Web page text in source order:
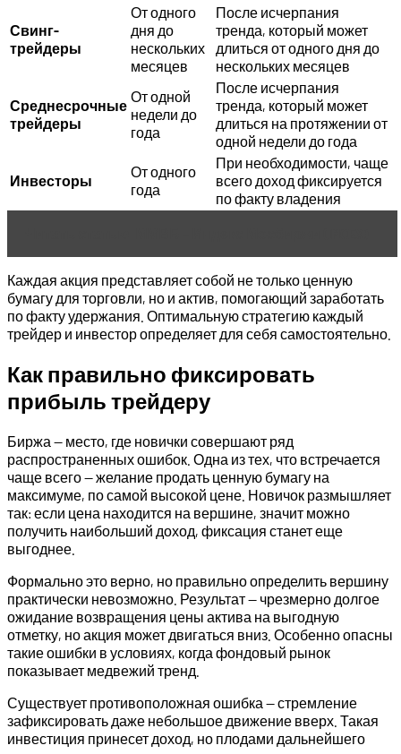
Свинг-
трейдеры
От одного
дня до
нескольких
месяцев
После исчерпания
тренда, который может
длиться от одного дня до
нескольких месяцев
Среднесрочные
трейдеры
От одной
недели до
года
После исчерпания
тренда, который может
длиться на протяжении от
одной недели до года
Инвесторы
От одного
года
При необходимости, чаще
всего доход фиксируется
по факту владения
Каждая акция представляет собой не только ценную
бумагу для торговли, но и актив, помогающий заработать
по факту удержания. Оптимальную стратегию каждый
трейдер и инвестор определяет для себя самостоятельно.
Как правильно фиксировать
прибыль трейдеру
Биржа — место, где новички совершают ряд
распространенных ошибок. Одна из тех, что встречается
чаще всего — желание продать ценную бумагу на
максимуме, по самой высокой цене. Новичок размышляет
так: если цена находится на вершине, значит можно
получить наибольший доход, фиксация станет еще
выгоднее.
Формально это верно, но правильно определить вершину
практически невозможно. Результат — чрезмерно долгое
ожидание возвращения цены актива на выгодную
отметку, но акция может двигаться вниз. Особенно опасны
такие ошибки в условиях, когда фондовый рынок
показывает медвежий тренд.
Существует противоположная ошибка — стремление
зафиксировать даже небольшое движение вверх. Такая
инвестиция принесет доход, но плодами дальнейшего